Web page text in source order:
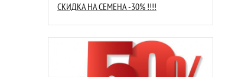
СКИДКА НА СЕМЕНА -30% !!!!